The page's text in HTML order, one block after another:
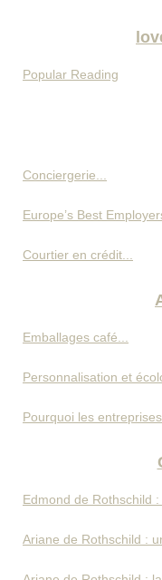
Popular Reading
Conciergerie...
Europe’s Best
Courtier en crédit...
Emballages café...
Personnalisation et
Pourquoi les
Edmond de Rothschild :
Ariane de Rothschild :